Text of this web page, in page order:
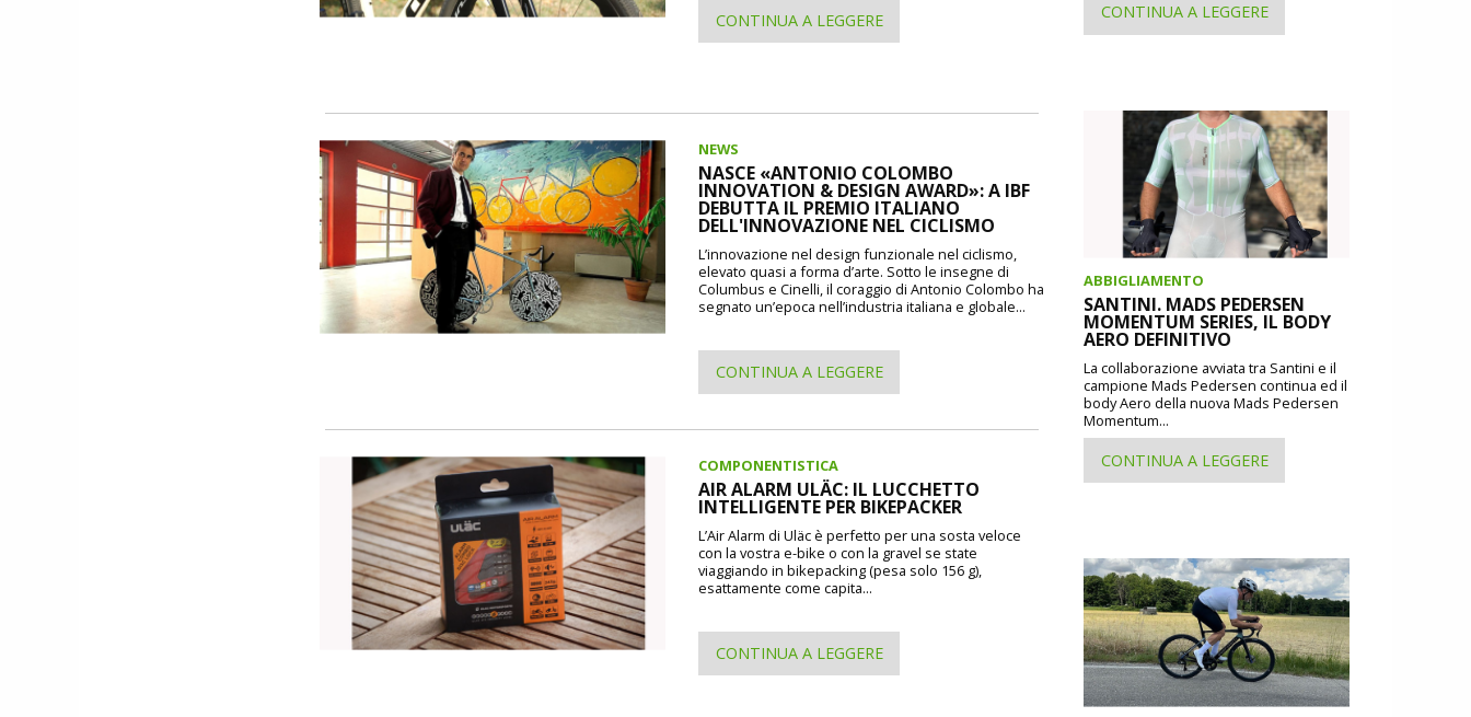
CONTINUA A LEGGERE
NEWS
NASCE «ANTONIO COLOMBO
INNOVATION & DESIGN AWARD»: A IBF
DEBUTTA IL PREMIO ITALIANO
DELL'INNOVAZIONE NEL CICLISMO
L’innovazione nel design funzionale nel ciclismo,
elevato quasi a forma d’arte. Sotto le insegne di
Columbus e Cinelli, il coraggio di Antonio Colombo ha
segnato un’epoca nell’industria italiana e globale...
CONTINUA A LEGGERE
COMPONENTISTICA
AIR ALARM ULÄC: IL LUCCHETTO
INTELLIGENTE PER BIKEPACKER
L’Air Alarm di Uläc è perfetto per una sosta veloce
con la vostra e-bike o con la gravel se state
viaggiando in bikepacking (pesa solo 156 g),
esattamente come capita...
CONTINUA A LEGGERE
CONTINUA A LEGGERE
ABBIGLIAMENTO
SANTINI. MADS PEDERSEN
MOMENTUM SERIES, IL BODY
AERO DEFINITIVO
La collaborazione avviata tra Santini e il
campione Mads Pedersen continua ed il
body Aero della nuova Mads Pedersen
Momentum...
CONTINUA A LEGGERE